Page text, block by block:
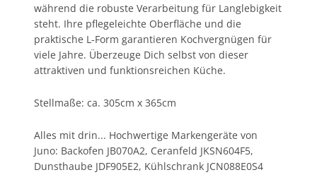
während die robuste Verarbeitung für Langlebigkeit
steht. Ihre pflegeleichte Oberfläche und die
praktische L-Form garantieren Kochvergnügen für
viele Jahre. Überzeuge Dich selbst von dieser
attraktiven und funktionsreichen Küche.
Stellmaße: ca. 305cm x 365cm
Alles mit drin... Hochwertige Markengeräte von
Juno: Backofen JB070A2, Ceranfeld JKSN604F5,
Dunsthaube JDF905E2, Kühlschrank JCN088E0S4